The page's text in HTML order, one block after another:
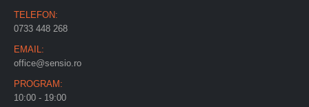
TELEFON:
0733 448 268
EMAIL:
office@sensio.ro
PROGRAM:
10:00 - 19:00